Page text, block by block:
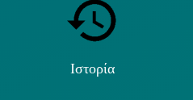
Ιστορία